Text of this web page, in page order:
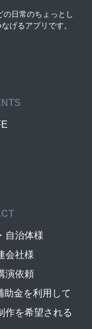
日常のちょっとし
げるアプリです。
自治体様
会社様
演依頼
助金を利用して
作を希望される